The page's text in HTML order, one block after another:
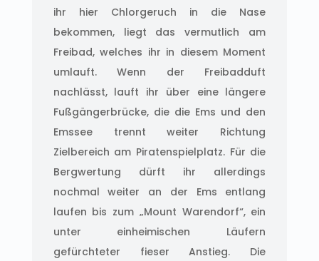
ihr hier Chlorgeruch in die Nase
bekommen, liegt das vermutlich am
Freibad, welches ihr in diesem Moment
umlauft. Wenn der Freibadduft
nachlässt, lauft ihr über eine längere
Fußgängerbrücke, die die Ems und den
Emssee trennt weiter Richtung
Zielbereich am Piratenspielplatz. Für die
Bergwertung dürft ihr allerdings
nochmal weiter an der Ems entlang
laufen bis zum „Mount Warendorf“, ein
unter einheimischen Läufern
gefürchteter fieser Anstieg. Die